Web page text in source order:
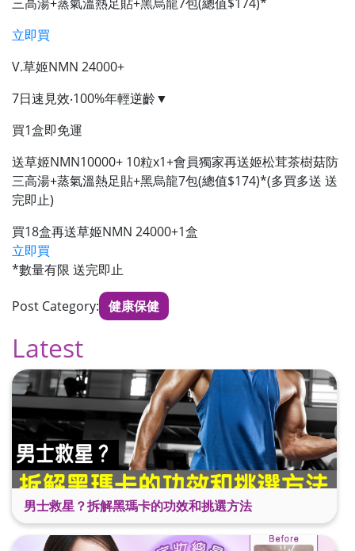
立即買
V.草姬NMN 24000+
7日速見效‧100%年輕逆齡▼
買1盒即免運
送草姬NMN10000+ 10粒x1+會員獨家再送姬松茸茶樹菇防
三高湯+蒸氣溫熱足貼+黑烏龍7包(總值$174)*(多買多送 送
完即止)
買18盒再送草姬NMN 24000+1盒
立即買
*數量有限 送完即止
Post Category: 健康保健
Latest
男士救星？拆解黑瑪卡的功效和挑選方法